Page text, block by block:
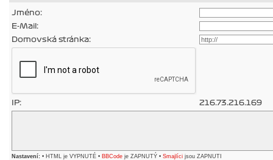
Jméno:
E-Mail:
Domovská stránka:
IP: 216.73.216.169
Nastavení: • HTML je VYPNUTÉ • BBCode je ZAPNUTÝ • Smajlíci jsou ZAPNUTI